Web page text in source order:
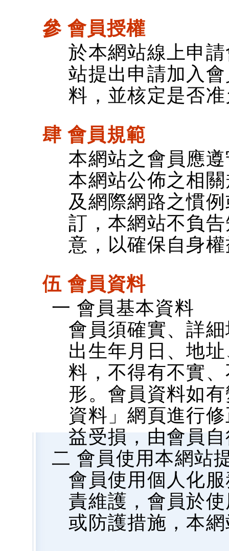
參 會員授權
於本網站線上申
站提出申請加入
料，並核定是否
肆 會員規範
本網站之會員應
本網站公佈之相
及網際網路之慣
訂，本網站不負
意，以確保自身
伍 會員資料
一 會員基本資料
會員須確實、詳
出生年月日、地
料，不得有不實
形。會員資料如
資料」網頁進行
益受損，由會員
二 會員使用本網站
會員使用個人化
責維護，會員於
或防護措施，本